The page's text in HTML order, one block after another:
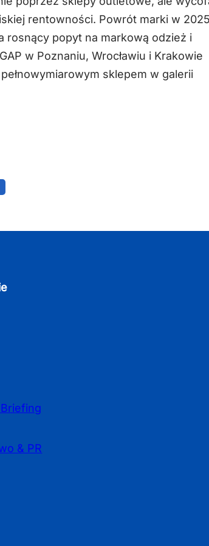
rentowności. Powrót marki w
rosnący popyt na markową odzież i
w Poznaniu, Wrocławiu i Krakowie
sklepem w galerii
& PR